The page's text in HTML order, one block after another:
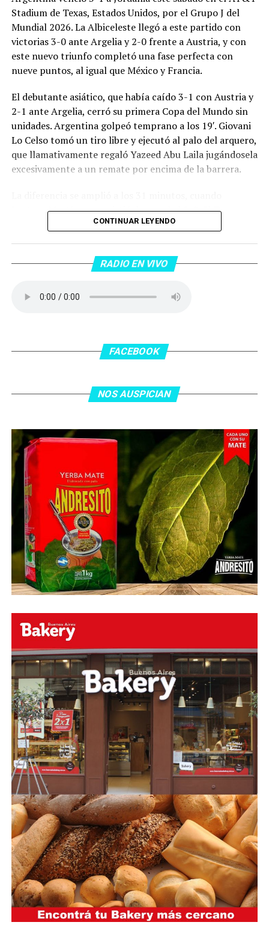
Stadium de Texas, Estados Unidos, por el Grupo J del
Mundial 2026. La Albiceleste llegó a este partido con
victorias 3-0 ante Argelia y 2-0 frente a Austria, y con
este nuevo triunfo completó una fase perfecta con
nueve puntos, al igual que México y Francia.
El debutante asiático, que había caído 3-1 con Austria y
2-1 ante Argelia, cerró su primera Copa del Mundo sin
unidades. Argentina golpeó temprano a los 19′. Giovani
Lo Celso tomó un tiro libre y ejecutó al palo del arquero,
que llamativamente regaló Yazeed Abu Laila jugándosela
excesivamente a un remate por encima de la barrera.
Lautaro Martínez convirtió de penal el 2-0. El Toro
anotó su primer gol en Copas del Mundo, tras no
dentro del área sobre Marcos Senesi, que intentó ir a
una segunda pelota luego de un tiro en el travesaño del
patada en la cara del jugador jordano.
asistencia de Ehsan Haddad, que culminó una gran
minutos, tras un tiro libre donde volvió a responder mal
Fuente:
CONTINUAR LEYENDO
RADIO EN VIVO
FACEBOOK
NOS AUSPICIAN